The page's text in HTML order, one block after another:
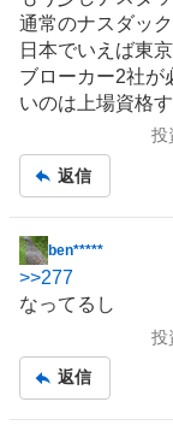
示
板
記
事
通常のナスダッ
日本でいえば東
ブローカー2社が
いのは上場資格
投
返信
掲
示
板
ben*****
>>277
なってるし
投
返信